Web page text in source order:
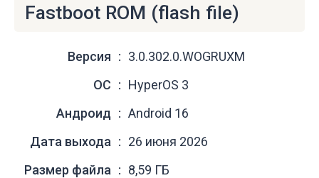
Fastboot ROM (flash file)
Версия
3.0.302.0.WOGRUXM
ОС
HyperOS 3
Андроид
Android 16
Дата выхода
26 июня 2026
Размер файла
8,59 ГБ